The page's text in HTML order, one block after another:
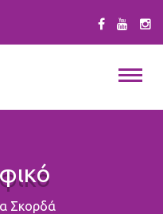
Σκορδά